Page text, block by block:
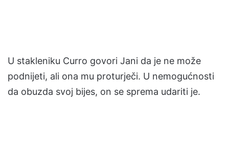
U stakleniku Curro govori Jani da je ne može
podnijeti, ali ona mu proturječi. U nemogućnosti
da obuzda svoj bijes, on se sprema udariti je.